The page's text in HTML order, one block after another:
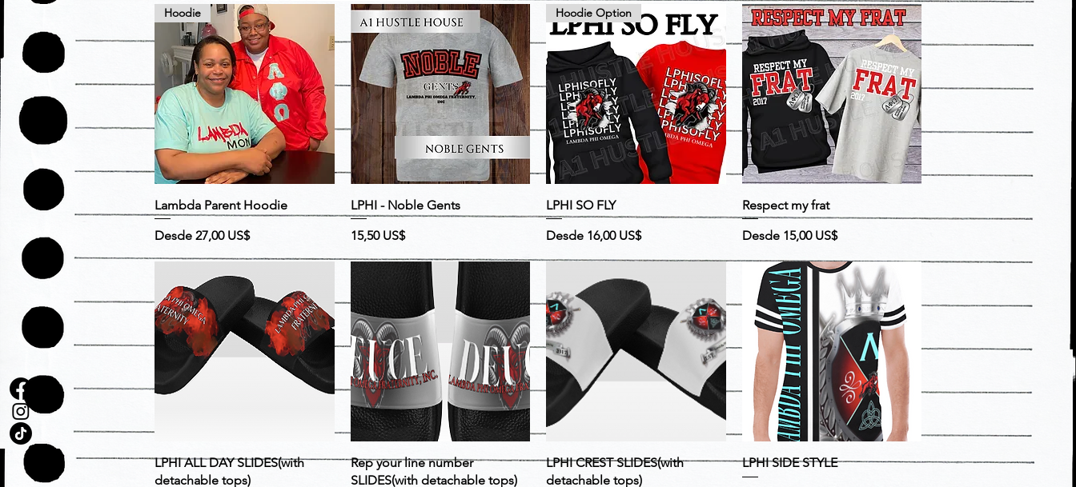
Vista rápida
Hoodie
Lambda Parent Hoodie
Desde
Precio 27,00 US$
Precio de oferta
Vista rápida
LPHI - Noble Gents
Precio
15,50 US$
Vista rápida
Hoodie Option
LPHI SO FLY
Desde
Precio 16,00 US$
Precio de oferta
Vista rápida
Respect my frat
Desde
Precio 15,00 US$
Precio de oferta
Vista rápida
LPHI ALL DAY SLIDES(with
detachable tops)
Vista rápida
Rep your line number
SLIDES(with detachable tops)
Vista rápida
LPHI CREST SLIDES(with
detachable tops)
Vista rápida
LPHI SIDE STYLE